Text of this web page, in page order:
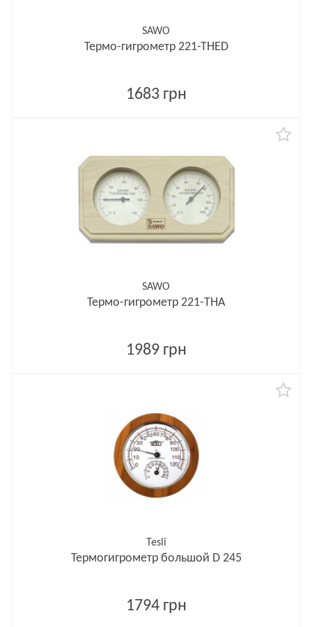
SAWO
Термо-гигрометр 221-ТНED
1683 грн
SAWO
Термо-гигрометр 221-THА
1989 грн
Tesli
Термогигрометр большой D 245
1794 грн